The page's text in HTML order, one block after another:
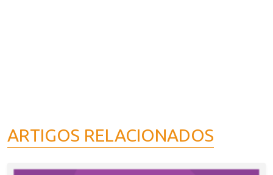
ARTIGOS RELACIONADOS